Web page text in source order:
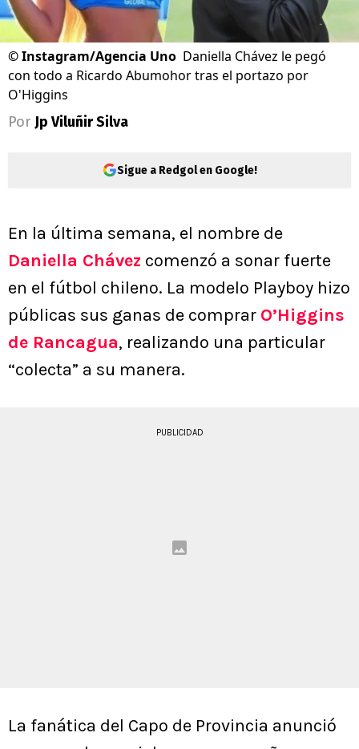
©Instagram/Agencia Uno Daniella Chávez le pegó
con todo a Ricardo Abumohor tras el portazo por
O'Higgins
Por Jp Viluñir Silva
Sigue a Redgol en Google!
En la última semana, el nombre de
Daniella Chávez comenzó a sonar fuerte
en el fútbol chileno. La modelo Playboy hizo
públicas sus ganas de comprar O’Higgins
de Rancagua, realizando una particular
“colecta” a su manera.
PUBLICIDAD
La fanática del Capo de Provincia anunció